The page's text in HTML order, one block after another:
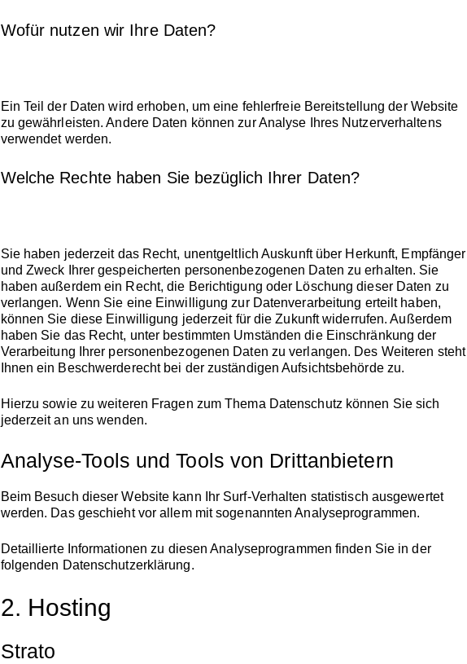
Wofür nutzen wir Ihre Daten?
Ein Teil der Daten wird erhoben, um eine fehlerfreie Bereitstellung der Website
zu gewährleisten. Andere Daten können zur Analyse Ihres Nutzerverhaltens
verwendet werden.
Welche Rechte haben Sie bezüglich Ihrer Daten?
Sie haben jederzeit das Recht, unentgeltlich Auskunft über Herkunft, Empfänger
und Zweck Ihrer gespeicherten personenbezogenen Daten zu erhalten. Sie
haben außerdem ein Recht, die Berichtigung oder Löschung dieser Daten zu
verlangen. Wenn Sie eine Einwilligung zur Datenverarbeitung erteilt haben,
können Sie diese Einwilligung jederzeit für die Zukunft widerrufen. Außerdem
haben Sie das Recht, unter bestimmten Umständen die Einschränkung der
Verarbeitung Ihrer personenbezogenen Daten zu verlangen. Des Weiteren steht
Ihnen ein Beschwerderecht bei der zuständigen Aufsichtsbehörde zu.
Hierzu sowie zu weiteren Fragen zum Thema Datenschutz können Sie sich
jederzeit an uns wenden.
Analyse-Tools und Tools von Dritt­anbietern
Beim Besuch dieser Website kann Ihr Surf-Verhalten statistisch ausgewertet
werden. Das geschieht vor allem mit sogenannten Analyseprogrammen.
Detaillierte Informationen zu diesen Analyseprogrammen finden Sie in der
folgenden Datenschutzerklärung.
2. Hosting
Strato